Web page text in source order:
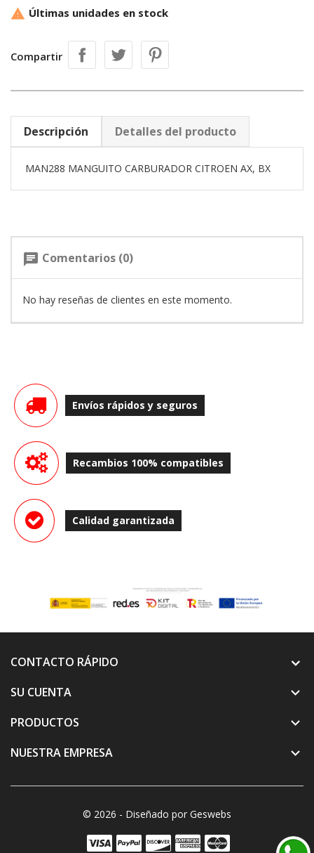
 Últimas unidades en stock
Compartir
Descripción Detalles del producto
MAN288 MANGUITO CARBURADOR CITROEN AX, BX
chat Comentarios (0)
No hay reseñas de clientes en este momento.
Envíos rápidos y seguros
Recambios 100% compatibles
Calidad garantizada
CONTACTO RÁPIDO
SU CUENTA

PRODUCTOS 
NUESTRA EMPRESA 
© 2026 - Diseñado por Geswebs